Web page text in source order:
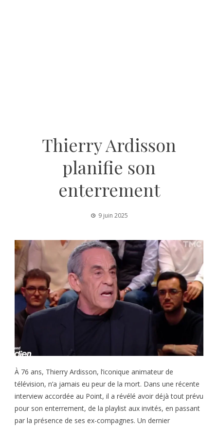
Thierry Ardisson
planifie son
enterrement
9 juin 2025
À 76 ans, Thierry Ardisson, l’iconique animateur de
télévision, n’a jamais eu peur de la mort. Dans une récente
interview accordée au Point, il a révélé avoir déjà tout prévu
pour son enterrement, de la playlist aux invités, en passant
par la présence de ses ex-compagnes. Un dernier